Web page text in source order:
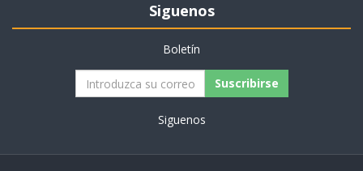
Siguenos
Boletín
Siguenos